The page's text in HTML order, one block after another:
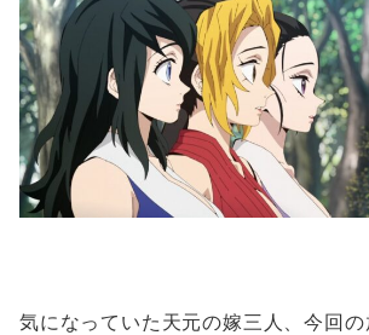
気になっていた天元の嫁三人、今回